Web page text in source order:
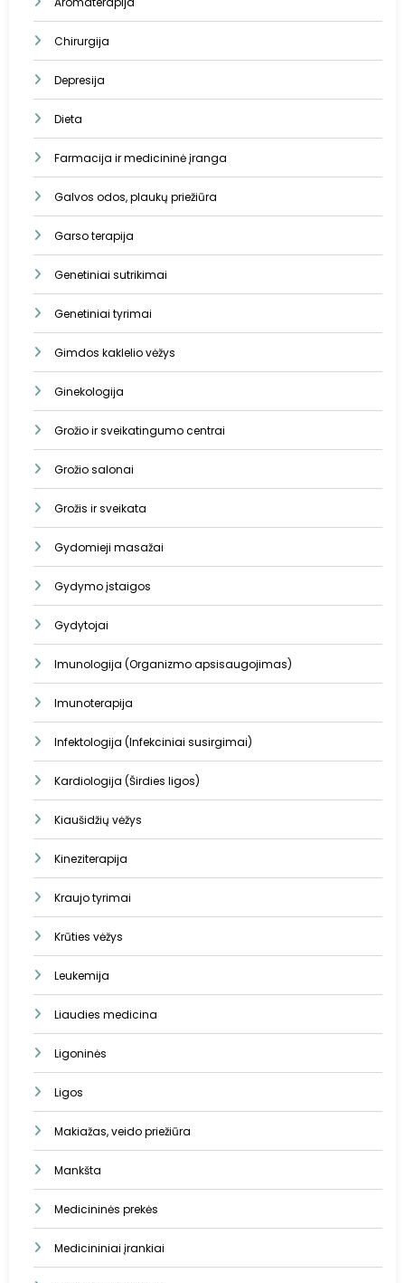
Chirurgija
Depresija
Dieta
Farmacija ir medicininė įranga
Galvos odos, plaukų priežiūra
Garso terapija
Genetiniai sutrikimai
Genetiniai tyrimai
Gimdos kaklelio vėžys
Ginekologija
Grožio ir sveikatingumo centrai
Grožio salonai
Grožis ir sveikata
Gydomieji masažai
Gydymo įstaigos
Gydytojai
Imunologija (Organizmo apsisaugojimas)
Imunoterapija
Infektologija (Infekciniai susirgimai)
Kardiologija (Širdies ligos)
Kiaušidžių vėžys
Kineziterapija
Kraujo tyrimai
Krūties vėžys
Leukemija
Liaudies medicina
Ligoninės
Ligos
Makiažas, veido priežiūra
Mankšta
Medicininės prekės
Medicininiai įrankiai